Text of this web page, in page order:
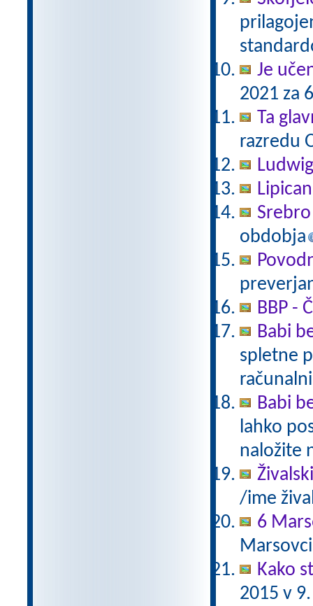
Je
2021 za
Ta
razredu
obdobja
BBP -
Babi
spletne
Babi
lahko
naložite
/ime
6
Kako
2015 v